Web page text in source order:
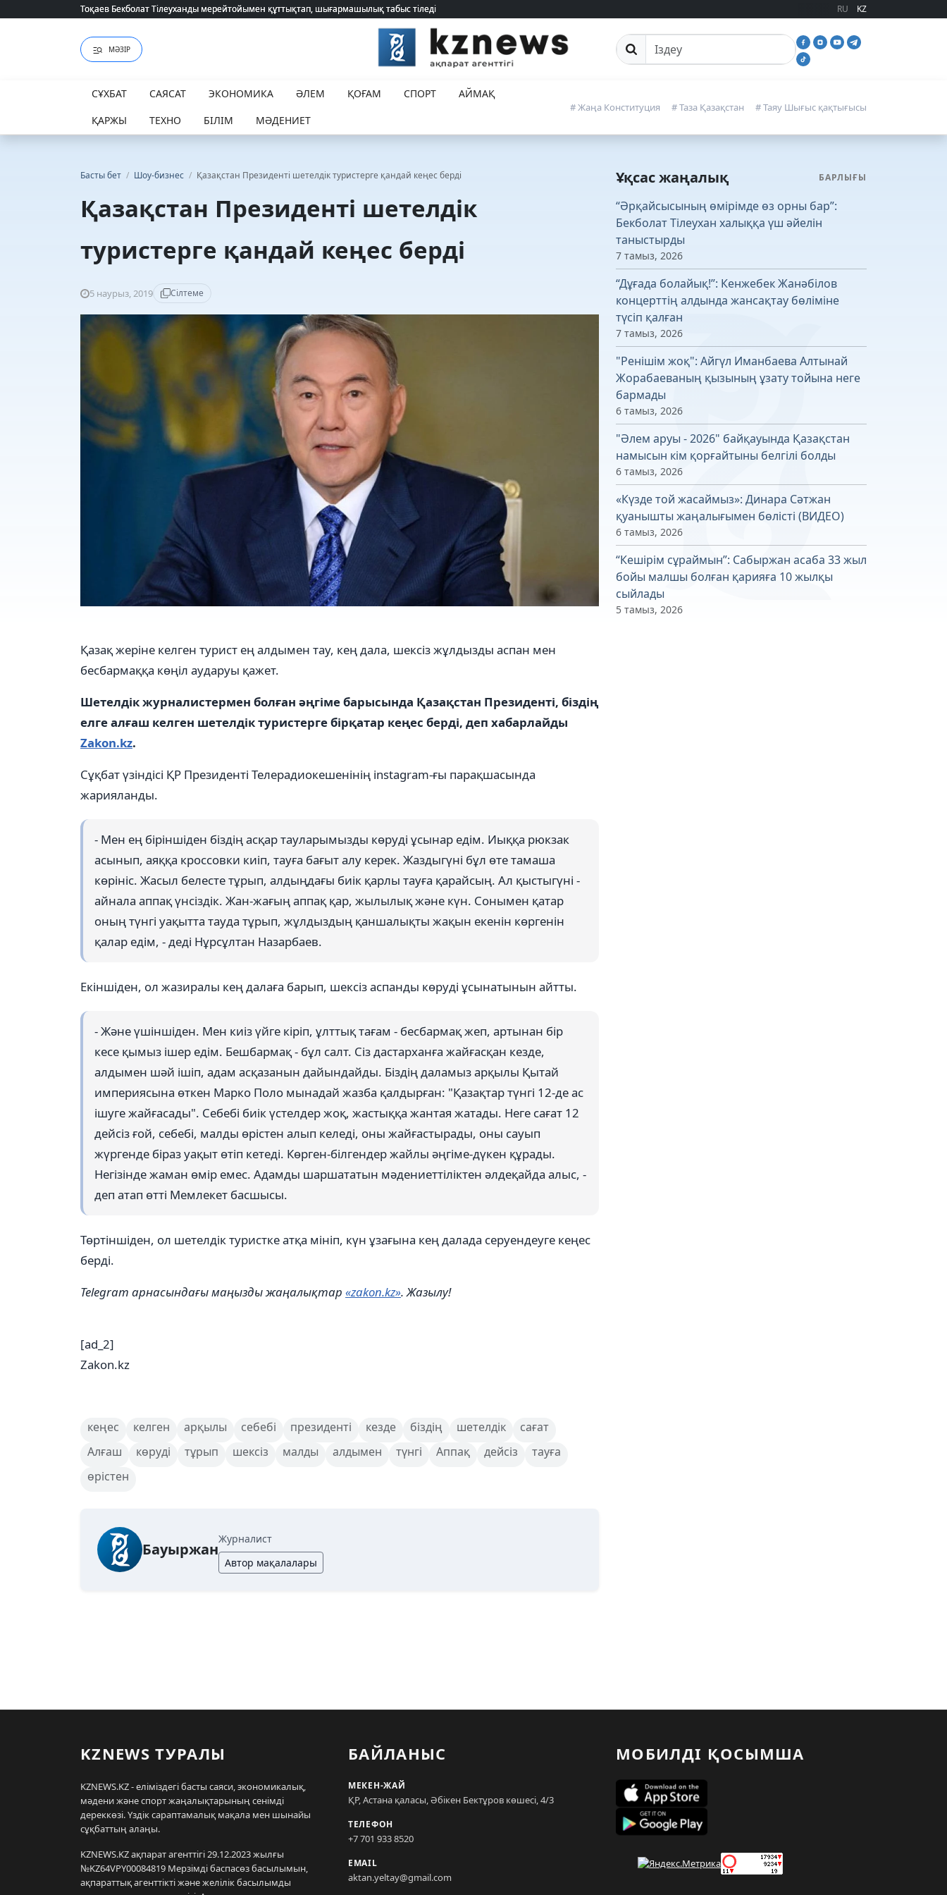
Тоқаев Бекболат Тілеуханды мерейтойымен құттықтап, шығармашылық табыс тіледі
Тоқаев Бекболат Тілеуханды мерейтойымен құттықтап, шығармашылық табыс тіледі RU KZ
МӘЗІР Сайттан іздеу
СҰХБАТ САЯСАТ ЭКОНОМИКА ӘЛЕМ ҚОҒАМ СПОРТ
АЙМАҚ
ҚАРЖЫ
ТЕХНО БІЛІМ МӘДЕНИЕТ
# Жаңа Конституция # Таза Қазақстан # Таяу Шығыс қақтығысы
Басты бет / Шоу-бизнес / Қазақстан Президенті шетелдік туристерге қандай кеңес берді
Қазақстан Президенті шетелдік
туристерге қандай кеңес берді
5 наурыз, 2019 Сілтеме
Қазақ жеріне келген турист ең алдымен тау, кең дала, шексіз жұлдызды аспан мен
бесбармаққа көңіл аударуы қажет.
Шетелдік журналистермен болған әңгіме барысында Қазақстан Президенті, біздің
елге алғаш келген шетелдік туристерге бірқатар кеңес берді, деп хабарлайды
Zakon.kz.
Сұқбат үзіндісі ҚР Президенті Телерадиокешенінің instagram-ғы парақшасында
жарияланды.
- Мен ең біріншіден біздің асқар тауларымызды көруді ұсынар едім. Иыққа рюкзак
асынып, аяққа кроссовки киіп, тауға бағыт алу керек. Жаздыгүні бұл өте тамаша
көрініс. Жасыл белесте тұрып, алдыңдағы биік қарлы тауға қарайсың. Ал қыстыгүні -
айнала аппақ үнсіздік. Жан-жағың аппақ қар, жылылық және күн. Сонымен қатар
оның түнгі уақытта тауда тұрып, жұлдыздың қаншалықты жақын екенін көргенін
қалар едім, - деді Нұрсұлтан Назарбаев.
Екіншіден, ол жазиралы кең далаға барып, шексіз аспанды көруді ұсынатынын айтты.
- Және үшіншіден. Мен киіз үйге кіріп, ұлттық тағам - бесбармақ жеп, артынан бір
кесе қымыз ішер едім. Бешбармақ - бұл салт. Сіз дастарханға жайғасқан кезде,
алдымен шәй ішіп, адам асқазанын дайындайды. Біздің даламыз арқылы Қытай
империясына өткен Марко Поло мынадай жазба қалдырған: "Қазақтар түнгі 12-де ас
ішуге жайғасады". Себебі биік үстелдер жоқ, жастыққа жантая жатады. Неге сағат 12
дейсіз ғой, себебі, малды өрістен алып келеді, оны жайғастырады, оны сауып
жүргенде біраз уақыт өтіп кетеді. Көрген-білгендер жайлы әңгіме-дүкен құрады.
Негізінде жаман өмір емес. Адамды шаршататын мәдениеттіліктен әлдеқайда алыс, -
деп атап өтті Мемлекет басшысы.
Төртіншіден, ол шетелдік туристке атқа мініп, күн ұзағына кең далада серуендеуге кеңес
берді.
Telegram арнасындағы маңызды жаңалықтар «zakon.kz». Жазылу!
[ad_2]
Zakon.kz
кеңес келген арқылы себебі президенті кезде біздің шетелдік
сағат
Алғаш
көруді тұрып шексіз малды алдымен түнгі Аппақ дейсіз
тауға
өрістен
Бауыржан
Журналист
Автор мақалалары
Ұқсас жаңалық БАРЛЫҒЫ
“Әрқайсысының өмірімде өз орны бар”:
Бекболат Тілеухан халыққа үш әйелін
таныстырды
7 тамыз, 2026
“Дұғада болайық!”: Кенжебек Жанәбілов
концерттің алдында жансақтау бөліміне
түсіп қалған
7 тамыз, 2026
"Ренішім жоқ": Айгүл Иманбаева Алтынай
Жорабаеваның қызының ұзату тойына неге
бармады
6 тамыз, 2026
"Әлем аруы - 2026" байқауында Қазақстан
намысын кім қорғайтыны белгілі болды
6 тамыз, 2026
«Күзде той жасаймыз»: Динара Сәтжан
қуанышты жаңалығымен бөлісті (ВИДЕО)
6 тамыз, 2026
“Кешірім сұраймын”: Сабыржан асаба 33 жыл
бойы малшы болған қарияға 10 жылқы
сыйлады
5 тамыз, 2026
KZNEWS ТУРАЛЫ
KZNEWS.KZ - еліміздегі басты саяси, экономикалық,
мәдени және спорт жаңалықтарының сенімді
дереккөзі. Үздік сараптамалық мақала мен шынайы
сұқбаттың алаңы.
KZNEWS.KZ ақпарат агенттігі 29.12.2023 жылғы
№KZ64VPY00084819 Мерзімді баспасөз басылымын,
ақпараттық агенттікті және желілік басылымды
БАЙЛАНЫС
МЕКЕН-ЖАЙ
ҚР, Астана қаласы, Әбікен Бектұров көшесі, 4/3
ТЕЛЕФОН
+7 701 933 8520
EMAIL
aktan.yeltay@gmail.com
МОБИЛДІ ҚОСЫМША